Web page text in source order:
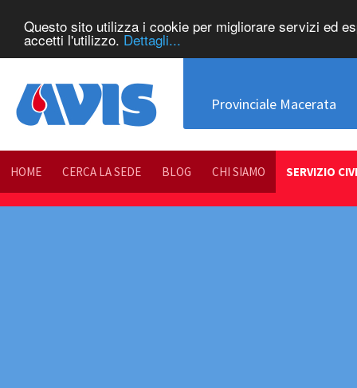
Questo sito utilizza i cookie per migliorare servizi ed
accetti l'utilizzo. Dettagli...
Provinciale Macerata
HOME CERCA LA SEDE BLOG CHI SIAMO SERVIZIO